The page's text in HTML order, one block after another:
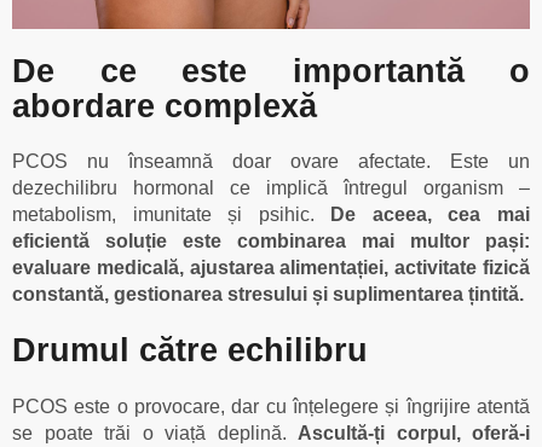
De ce este importantă o
abordare complexă
PCOS nu înseamnă doar ovare afectate. Este un
dezechilibru hormonal ce implică întregul organism –
metabolism, imunitate și psihic.
De aceea, cea mai
eficientă soluție este combinarea mai multor pași:
evaluare medicală, ajustarea alimentației, activitate fizică
constantă, gestionarea stresului și suplimentarea țintită.
Drumul către echilibru
PCOS este o provocare, dar cu înțelegere și îngrijire atentă
se poate trăi o viață deplină. Ascultă-ți corpul, oferă-i